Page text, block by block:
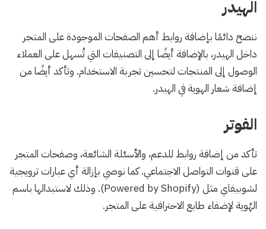
الهيدر
ننصح دائمًا بإضافة روابط أهم الصفحات الموجودة على المتجر
داخل الهيدر، بالإضافة أيضًا إلى التصنيفات التي تُسهل على العملاء
الوصول إلى المنتجات لتحسين تجربة الاستخدام. وتأكد أيضًا من
إضافة شعار الهوية في الهيدر.
الفوتر
تأكد من إضافة روابط للدعم، والأسئلة الشائعة، وصفحات المتجر
على قنوات التواصل الاجتماعي. كما نوصي بإزالة أي عبارات ترويجية
لشوبيفاي مثل (Powered by Shopify). وذلك لاستبدالها باسم
الهُوية لإضفاء طابع الاحترافية على المتجر.